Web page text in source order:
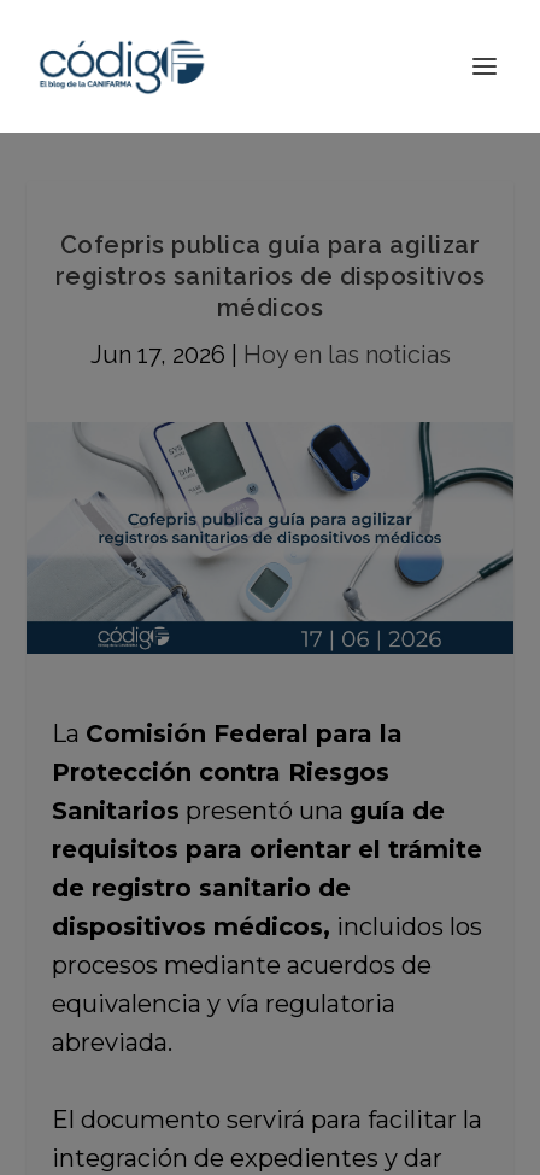
Cofepris publica guía para agilizar
registros sanitarios de dispositivos
médicos
Jun 17, 2026
Hoy en las noticias
La Comisión Federal para la
Protección contra Riesgos
Sanitarios presentó una guía de
requisitos para orientar el trámite
de registro sanitario de
dispositivos médicos, incluidos los
procesos mediante acuerdos de
equivalencia y vía regulatoria
abreviada.
El documento servirá para facilitar la
integración de expedientes y dar